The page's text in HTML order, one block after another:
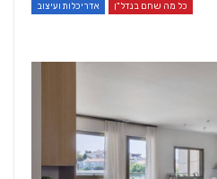
כל מה שחם בנדל"ן אדריכלות ועיצוב